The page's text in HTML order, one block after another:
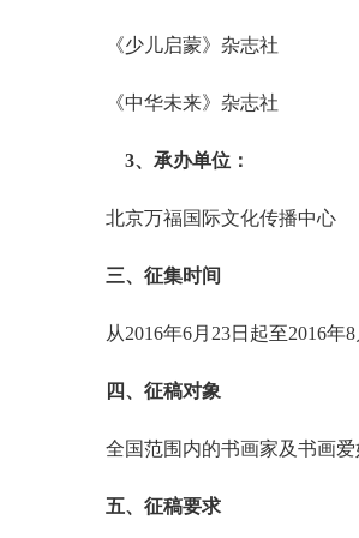
《少儿启蒙》杂志社
《中华未来》杂志社
3、承办单位：
北京万福国际文化传播中心
三、征集时间
从2016年6月23日起至2016年
四、征稿对象
全国范围内的书画家及书画
五、征稿要求